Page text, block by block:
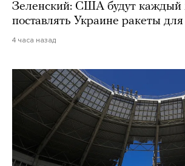
Зеленский: США будут каждый
поставлять Украине ракеты
4 часа назад